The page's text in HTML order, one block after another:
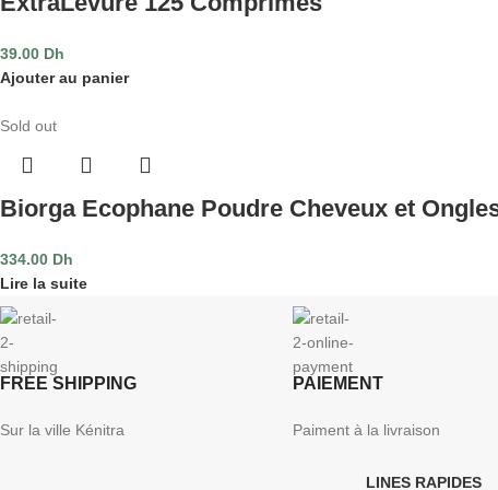
39.00 Dh
Ajouter au panier
Sold out
Biorga Ecophane Poudre Cheveux et
334.00 Dh
Lire la suite
FREE SHIPPING
Sur la ville Kénitra
PAIEMENT
Paiment à la livraison
LINES RAPIDES